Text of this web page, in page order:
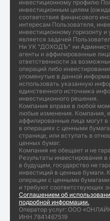
инвестиционному профилю
инвестиционным целям
соответствия финансового
интересам Пользователя,
инвестиционному горизонту
является задачей
Ни УК "ДОХОДЪ" ни
агенты и аффилированные
ответственности за
операций либо
упомянутые в данной
использовать указанную
единственного источника
инвестиционного решения.
Компания вправе в любой
любые изменения. Компания,
аффилированные лица могут в
в операциях с ценными
странице, или вступать в
ценных бумаг.
Компания не обещает и не
Результаты инвестирования
в будущем, государство не
инвестиций в ценные бумаги.
операции с ценными
и требуют соответствующих
Соглашением об
подробной информации.
Оператор услуг: ООО
ИНН 7841467519